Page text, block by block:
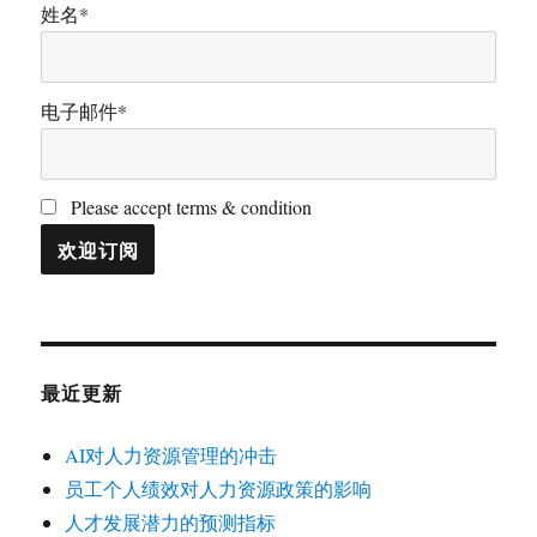
姓名*
电子邮件*
Please accept terms & condition
最近更新
AI对人力资源管理的冲击
员工个人绩效对人力资源政策的影响
人才发展潜力的预测指标